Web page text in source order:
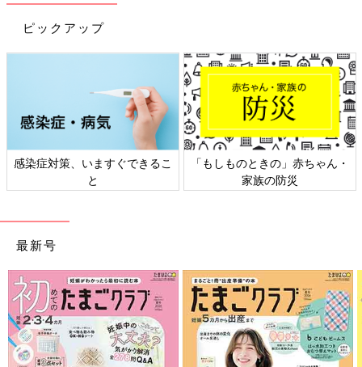
謙太 入院中の妻と2人で相談して「葉琥」と
然の木々の「葉」のように力強く生きてほしいという意味を込
往復2時間の距離を毎日面会に通った妻
ピックアップ
感染症対策、いますぐできるこ
と
「もしものときの」赤ちゃん・
家族の防災
最新号